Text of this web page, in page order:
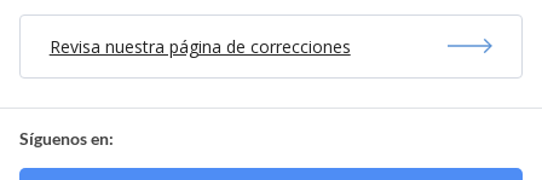
Revisa nuestra página de correcciones
Síguenos en: